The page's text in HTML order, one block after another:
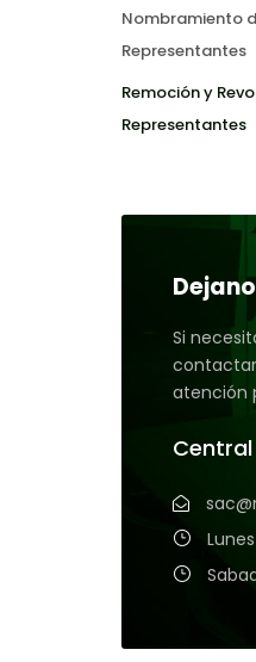
Nombramiento
Representantes
Remoción y
Representantes
Si
atención
Central